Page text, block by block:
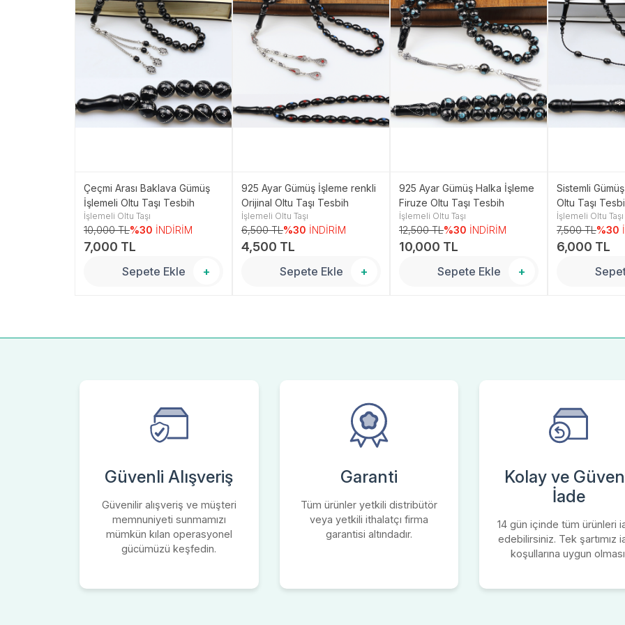
Çeçmi Arası Baklava Gümüş
İşlemeli Oltu Taşı Tesbih
İşlemeli Oltu Taşı
10,000 TL%30 İNDİRİM
7,000 TL
Sepete Ekle +
925 Ayar Gümüş İşleme renkli
Orijinal Oltu Taşı Tesbih
İşlemeli Oltu Taşı
6,500 TL%30 İNDİRİM
4,500 TL
Sepete Ekle +
925 Ayar Gümüş Halka İşleme
Firuze Oltu Taşı Tesbih
İşlemeli Oltu Taşı
12,500 TL%30 İNDİRİM
10,000 TL
Sepete Ekle +
Sistemli
Oltu Taşı
İşlemeli Oltu Taşı
7,500 TL%30
6,000 TL
Güvenli Alışveriş
Güvenilir alışveriş ve müşteri
memnuniyeti sunmamızı
mümkün kılan operasyonel
gücümüzü keşfedin.
Garanti
Tüm ürünler yetkili distribütör
veya yetkili ithalatçı firma
garantisi altındadır.
Kolay ve
İade
14 gün içinde tüm ürünleri
edebilirsiniz. Tek şartımız
koşullarına uygun